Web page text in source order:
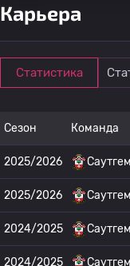
Карьера
Статистика
Сезон Команда
2025/2026
2025/2026
2024/2025
2024/2025